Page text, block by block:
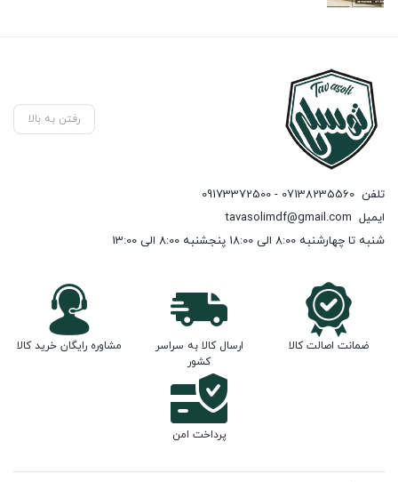
رفتن به بالا
تلفن 07138235560 - 09173372500
ایمیل tavasolimdf@gmail.com
شنبه تا چهارشنبه 8:00 الی 18:00 پنجشنبه 8:00 الی 13:00
ضمانت اصالت کالا
ارسال کالا به سراسر
کشور
مشاوره رایگان خرید کالا
پرداخت امن